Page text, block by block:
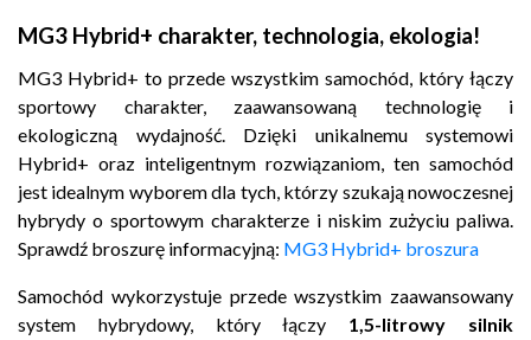
Marka
MG3 Hybrid+ charakter, technologia, ekologia!
MG3 Hybrid+ to przede wszystkim samochód, który łączy
sportowy charakter, zaawansowaną technologię i
ekologiczną wydajność. Dzięki unikalnemu systemowi
Hybrid+ oraz inteligentnym rozwiązaniom, ten samochód
jest idealnym wyborem dla tych, którzy szukają nowoczesnej
hybrydy o sportowym charakterze i niskim zużyciu paliwa.
Sprawdź broszurę informacyjną: MG3 Hybrid+ broszura
Samochód wykorzystuje przede wszystkim zaawansowany
system hybrydowy, który łączy 1,5-litrowy silnik